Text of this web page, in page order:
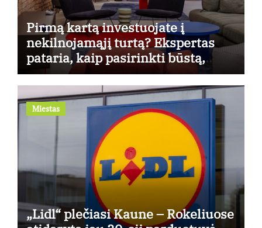
Pirmą kartą investuojate į
nekilnojamąjį turtą? Ekspertas
pataria, kaip pasirinkti būstą,
kuris generuos grąžą
Miestas
„Lidl“ plečiasi Kaune – Rokeliuose